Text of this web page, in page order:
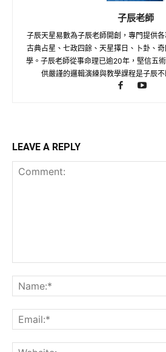
子辰老師
子辰天星易數為子辰老師開創，專門提供
古典占星、七政四餘、天星擇日、卜卦、
學。子辰老師從事命理已逾20年，堅信五
供嚴謹的邏輯演練與教學課程是子辰
LEAVE A REPLY